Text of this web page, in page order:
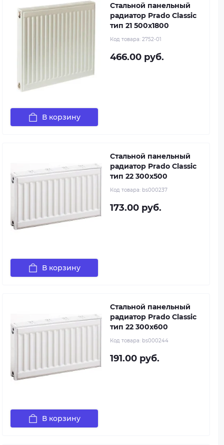
Стальной панельный
радиатор Prado Classic
тип 21 500x1800
Код товара: 2752-01
466.00 руб.
В корзину
Стальной панельный
радиатор Prado Classic
тип 22 300x500
Код товара: bs000237
173.00 руб.
В корзину
Стальной панельный
радиатор Prado Classic
тип 22 300x600
Код товара: bs000244
191.00 руб.
В корзину